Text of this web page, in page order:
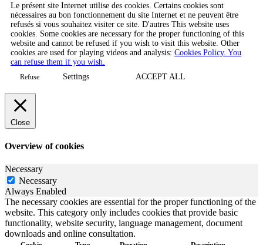
Le présent site Internet utilise des cookies. Certains cookies sont
nécessaires au bon fonctionnement du site Internet et ne peuvent être
refusés si vous souhaitez visiter ce site. D'autres This website uses
cookies. Some cookies are necessary for the proper functioning of this
website and cannot be refused if you wish to visit this website. Other
cookies are used for playing videos and analysis: Cookies Policy. You
can refuse them if you wish.
Refuse Settings ACCEPT ALL
Close
Overview of cookies
Necessary
Necessary
Always Enabled
The necessary cookies are essential for the proper functioning of the
website. This category only includes cookies that provide basic
functionality, website security, language management, document
downloads and online consultation.